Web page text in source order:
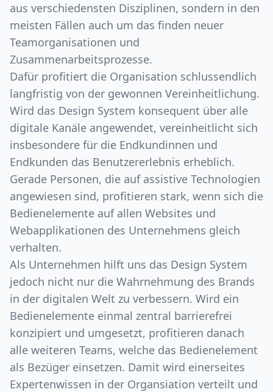
aus verschiedensten Disziplinen, sondern in den
meisten Fällen auch um das finden neuer
Teamorganisationen und
Zusammenarbeitsprozesse.
Dafür profitiert die Organisation schlussendlich
langfristig von der gewonnen Vereinheitlichung.
Wird das Design System konsequent über alle
digitale Kanäle angewendet, vereinheitlicht sich
insbesondere für die Endkundinnen und
Endkunden das Benutzererlebnis erheblich.
Gerade Personen, die auf assistive Technologien
angewiesen sind, profitieren stark, wenn sich die
Bedienelemente auf allen Websites und
Webapplikationen des Unternehmens gleich
verhalten.
Als Unternehmen hilft uns das Design System
jedoch nicht nur die Wahrnehmung des Brands
in der digitalen Welt zu verbessern. Wird ein
Bedienelemente einmal zentral barrierefrei
konzipiert und umgesetzt, profitieren danach
alle weiteren Teams, welche das Bedienelement
als Bezüger einsetzen. Damit wird einerseites
Expertenwissen in der Organsiation verteilt und